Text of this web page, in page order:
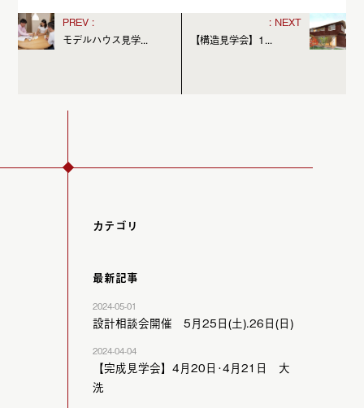
カテゴリ
最新記事
2024-05-01
設計相談会開催 5月25日(土).26日(日)
2024-04-04
【完成見学会】4月20日･4月21日 大
洗
モデルハウス見学... 【構造見学会】1...